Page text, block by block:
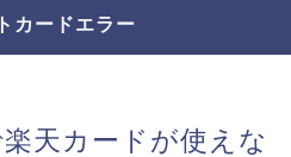
カードエラー
天カードが使えな